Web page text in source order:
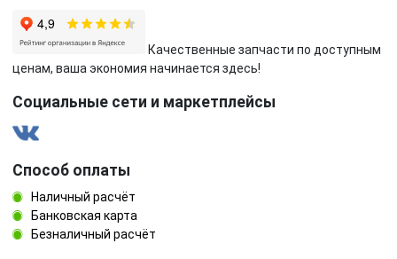
Качественные запчасти по доступным
ценам, ваша экономия начинается здесь!
Социальные сети и маркетплейсы
Способ оплаты
Наличный расчёт
Банковская карта
Безналичный расчёт